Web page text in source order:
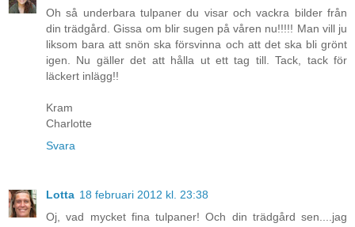
Oh så underbara tulpaner du visar och vackra bilder från
din trädgård. Gissa om blir sugen på våren nu!!!!! Man vill ju
liksom bara att snön ska försvinna och att det ska bli grönt
igen. Nu gäller det att hålla ut ett tag till. Tack, tack för
läckert inlägg!!
Kram
Charlotte
Svara
Lotta 18 februari 2012 kl. 23:38
Oj, vad mycket fina tulpaner! Och din trädgård sen....jag